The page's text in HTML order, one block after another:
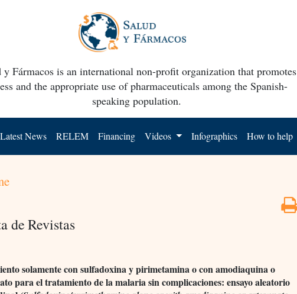
y Fármacos is an international non-profit organization that promotes
and the appropriate use of pharmaceuticals among the Spanish-
speaking population.
Latest News RELEM Financing Videos Infographics How to help
de Revistas
solamente con sulfadoxina y pirimetamina o con amodiaquina o
para el tratamiento de la malaria sin complicaciones: ensayo aleatorio